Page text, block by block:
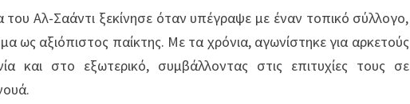
του Αλ-Σαάντι ξεκίνησε όταν υπέγραψε με έναν τοπικό σύλλογο,
ως αξιόπιστος παίκτης. Με τα χρόνια, αγωνίστηκε για αρκετούς
και στο εξωτερικό, συμβάλλοντας στις επιτυχίες τους σε